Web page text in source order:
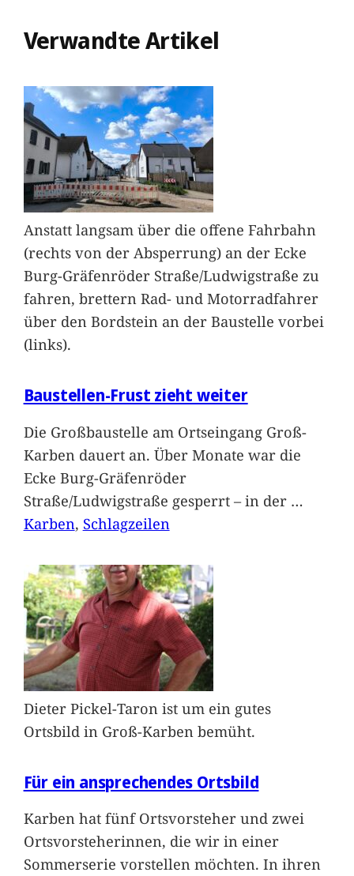
Verwandte Artikel
Anstatt langsam über die offene Fahrbahn
(rechts von der Absperrung) an der Ecke
Burg-Gräfenröder Straße/Ludwigstraße zu
fahren, brettern Rad- und Motorradfahrer
über den Bordstein an der Baustelle vorbei
(links).
Baustellen-Frust zieht weiter
Die Großbaustelle am Ortseingang Groß-
Karben dauert an. Über Monate war die
Ecke Burg-Gräfenröder
Straße/Ludwigstraße gesperrt – in der …
Karben, Schlagzeilen
Dieter Pickel-Taron ist um ein gutes
Ortsbild in Groß-Karben bemüht.
Für ein ansprechendes Ortsbild
Karben hat fünf Ortsvorsteher und zwei
Ortsvorsteherinnen, die wir in einer
Sommerserie vorstellen möchten. In ihren